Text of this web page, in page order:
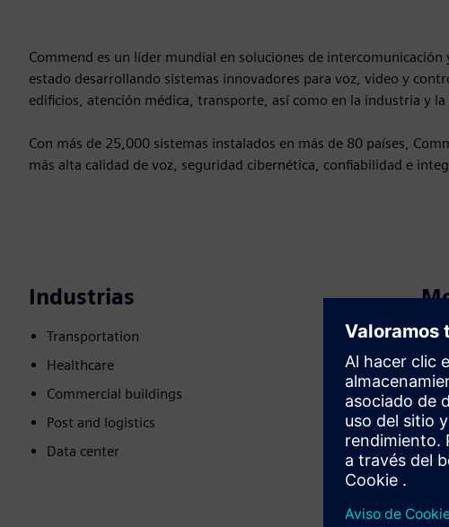
Commend es un líder mundial en soluciones de
estado desarrollando sistemas innovadores para voz, video y
edificios, atención médica, transporte, así como en la industria y la
Con más de 25,000 sistemas instalados en más de 80 países,
más alta calidad de voz, seguridad cibernética, confiabilidad e
Industrias
Transportation
Healthcare
Commercial buildings
Post and logistics
Data center